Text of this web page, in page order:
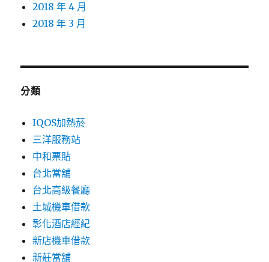
2018 年 4 月
2018 年 3 月
分類
IQOS加熱菸
三洋服務站
中和票貼
台北當舖
台北高級餐廳
土城機車借款
彰化酒店經紀
新店機車借款
新莊當舖